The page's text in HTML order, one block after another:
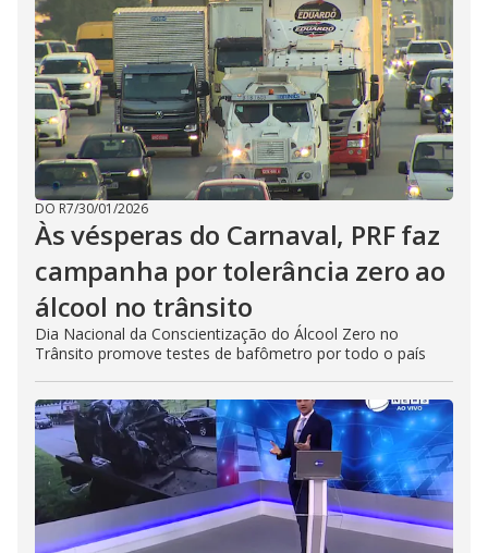
DO R7/30/01/2026
Às vésperas do Carnaval, PRF faz
campanha por tolerância zero ao
álcool no trânsito
Dia Nacional da Conscientização do Álcool Zero no
Trânsito promove testes de bafômetro por todo o país